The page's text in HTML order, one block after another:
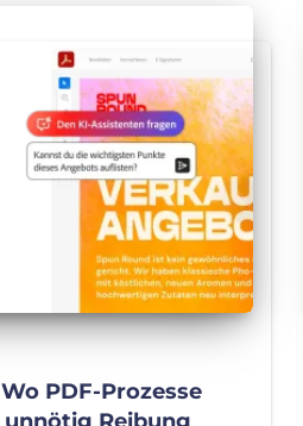
PDF-Prozesse